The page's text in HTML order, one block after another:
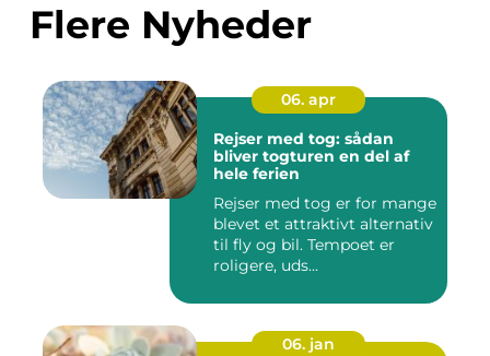
Flere Nyheder
06. apr
Rejser med tog: sådan
bliver togturen en del af
hele ferien
Rejser med tog er for mange
blevet et attraktivt alternativ
til fly og bil. Tempoet er
roligere, uds...
06. jan